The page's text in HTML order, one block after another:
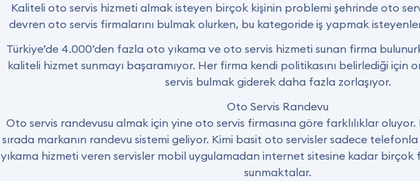
Kaliteli oto servis hizmeti almak isteyen birçok kişinin problemi şehrinde oto
devren oto servis firmalarını bulmak olurken, bu kategoride iş yapmak
Türkiye’de 4.000’den fazla oto yıkama ve oto servis hizmeti sunan firma
kaliteli hizmet sunmayı başaramıyor. Her firma kendi politikasını belirlediği
servis bulmak giderek daha fazla zorlaşıyor.
Oto Servis Randevu
Oto servis randevusu almak için yine oto servis firmasına göre farklılıklar oluyor.
sırada markanın randevu sistemi geliyor. Kimi basit oto servisler sadece
yıkama hizmeti veren servisler mobil uygulamadan internet sitesine kadar
sunmaktalar.